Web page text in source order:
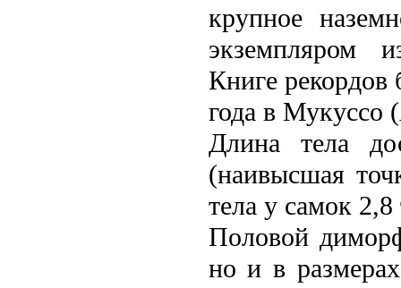
крупное
экземпляром
Книге рекордов
года в Мукуссо
Длина тела
(наивысшая
тела у самок
Половой
но и в